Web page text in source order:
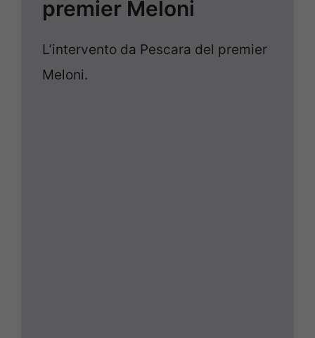
premier Meloni
L’intervento da Pescara del premier
Meloni.